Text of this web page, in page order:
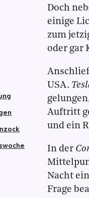
Doch
einige
zum
oder gar
USA.
Auftritt
und ein
In der
Nacht
Frage